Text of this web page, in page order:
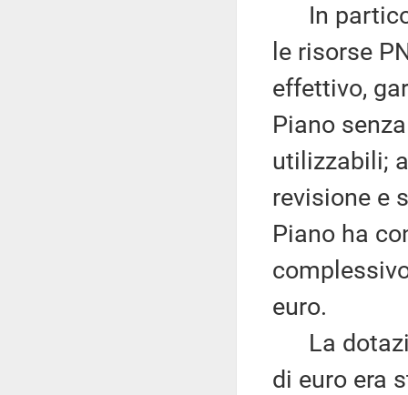
In
le risorse
effettivo,
Piano
utilizzabili;
revisione e
Piano ha
euro.
La
di euro era